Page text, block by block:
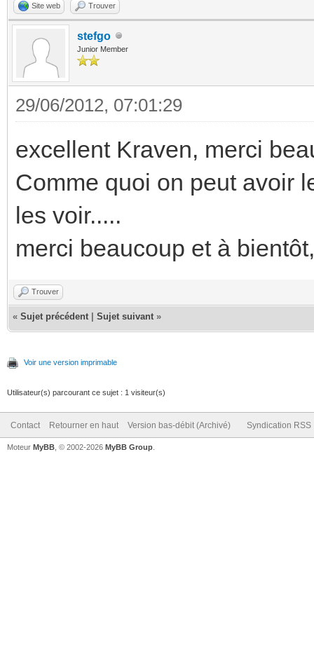
Site web Trouver
stefgo
Junior Member
29/06/2012, 07:01:29
excellent Kraven, merci
Comme quoi on peut avoir
les voir.....
merci beaucoup et à
Trouver
« Sujet précédent Sujet suivant »
Voir une version imprimable
Utilisateur(s) parcourant ce sujet : 1 visiteur(s)
Contact Retourner en haut Version bas-débit (Archivé) Syndication RSS
Moteur MyBB , © 2002-2026 MyBB Group